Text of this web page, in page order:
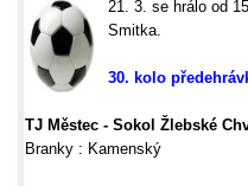
21. 3. se hrálo od
Smitka.
30. kolo
TJ Městec - Sokol Žlebské
Branky : Kamenský